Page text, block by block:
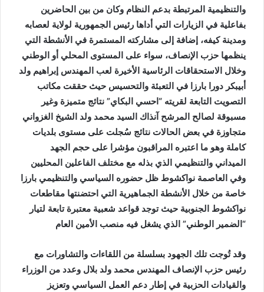
والتنظيمية المرتبطة بدعم النظام وكان من بين الحاضرين
بفاعلية في الزيارات التي أداها رئيس الجمهورية لولاية لعصابه
ومدينة كيفه، إضافة إلى مشاركته المستمرة في الأنشطة التي
ينظمها حزب الإنصاف، سواء على المستوى المحلي أو الوطني
وخلال الاستحقاقات الرئاسية الأخيرة لعب المهندس إبراهيم ولد
أبيبكر دورا بارزا في التعبئة والتحسيس حيث حققت مكاتب
التصويت التابعة لقريته “احسي البكاي” نتائج متميزة وغير
مسبوقة لصالح المرشح آنذاك السيد محمد ولد الشيخ الغزواني
متجاوزة في بعض الحالات نتائج سُجلت على مستوى بلديات
كاملة وهو ما اعتبره المراقبون مؤشرا على حجم الجهد
الميداني والتنظيمي الذي بذله مع مختلف الفاعلين المحليين
وفي العاصمة نواكشوط ظل حضوره السياسي والتنظيمي بارزا
خاصة من خلال الأنشطة الجماهيرية التي احتضنتها مقاطعات
نواكشوط الجنوبية حيث توجد قواعد شعبية معتبرة تابعة لتيار
“الضمير الوطني” الذي يشغل فيه منصب الأمين العام
وقد تُوجت تلك الجهود بسلسلة من اللقاءات والتشاورات مع
رئيس حزب الإنصاف المهندس محمد ولد بلال وعدد من الوزراء
والقيادات الحزبية في إطار دعم العمل السياسي وتعزيز